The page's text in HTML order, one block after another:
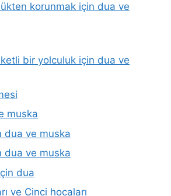
korunmak için dua ve
bir yolculuk için dua ve
muska
dua ve muska
dua ve muska
dua
ve Cinci hocaları